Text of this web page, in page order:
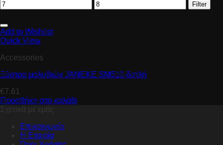
Filter
Add to Wishlist
Quick View
Accessories
Ξύστρα μολυβιών JANEKE SM510 διπλή
€7.61
Προσθήκη στο καλάθι
Σχετικά με εμάς
Επικοινωνία
Η Εταιρία